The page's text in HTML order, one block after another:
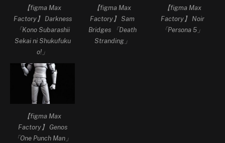
【figma Max
Factory】 Darkness
「Kono Subarashii
Sekai ni Shukufuku
o!」
【figma Max
Factory】 Sam
Bridges 「Death
Stranding」
【figma Max
Factory】 Noir
「Persona 5」
【figma Max
Factory】 Genos
「One Punch Man」